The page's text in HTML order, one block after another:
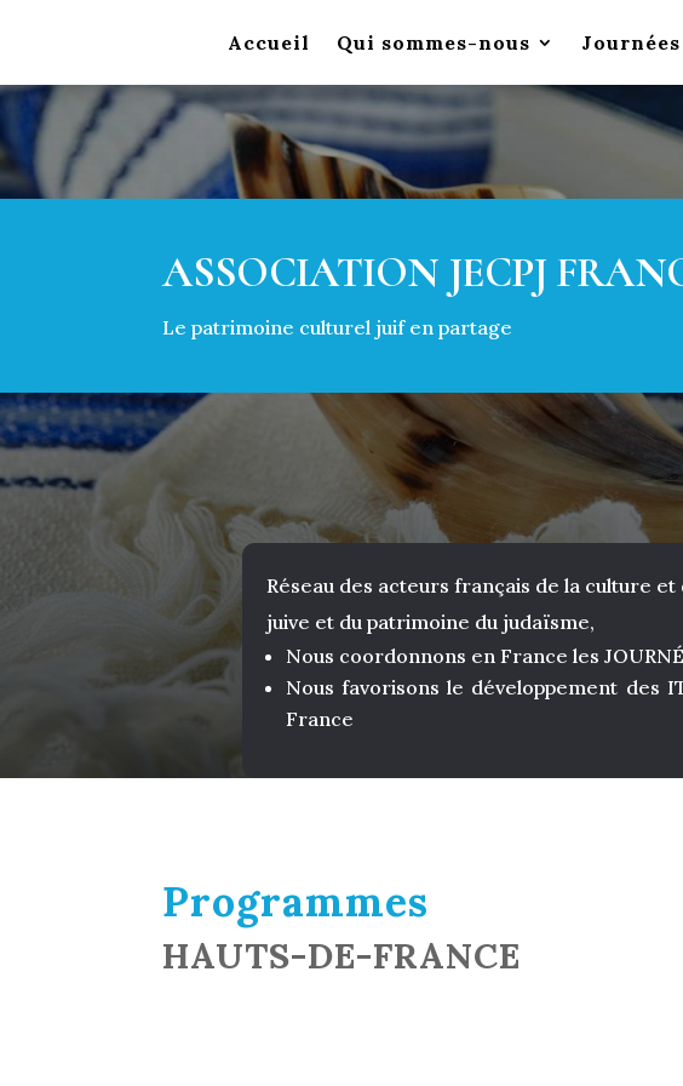
Accueil Qui sommes-nous Journées
ASSOCIATION JECPJ
Le patrimoine culturel juif en partage
Réseau des acteurs français de la culture
juive et du patrimoine du judaïsme,
Nous coordonnons en France les
Nous favorisons le développement des
France
Programmes
HAUTS-DE-FRANCE